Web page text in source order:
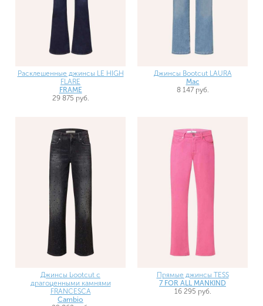
Расклешенные джинсы LE HIGH
FLARE
FRAME
29 875 руб.
Джинсы Bootcut LAURA
Mac
8 147 руб.
Джинсы bootcut с
драгоценными камнями
FRANCESCA
Cambio
Прямые джинсы TESS
7 FOR ALL MANKIND
16 295 руб.